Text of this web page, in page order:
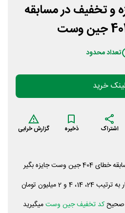
و تخفیف در مسابقه
تعداد محدود
خرید
اشتراک ذخیره گزارش خرابی
وست جایزه بگیر
و 2 میلیون تومان
صحیحکد تخفیف جین وستمیگیرید